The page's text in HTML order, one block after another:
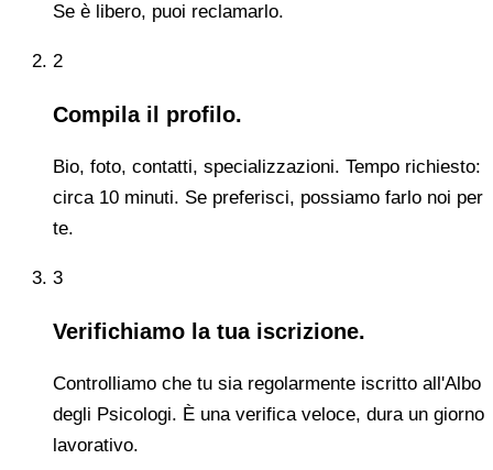
Se è libero, puoi reclamarlo.
2
Compila il profilo.
Bio, foto, contatti, specializzazioni. Tempo richiesto:
circa 10 minuti. Se preferisci, possiamo farlo noi per
te.
3
Verifichiamo la tua iscrizione.
Controlliamo che tu sia regolarmente iscritto all'Albo
degli Psicologi. È una verifica veloce, dura un giorno
lavorativo.